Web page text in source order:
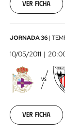
00:00:00
Ver ficha
RC
Deportivo
Athletic
Club2011-
10
00:00:00
JORNADA 36 |
10/05/2011
VS
Ver ficha